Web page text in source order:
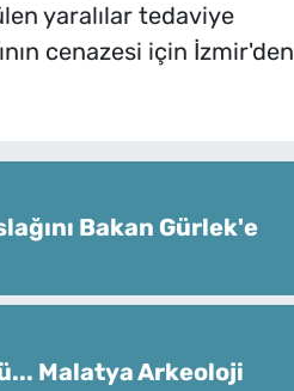
yaralılar tedaviye
cenazesi için İzmir'den
Bakan Gürlek'e
Malatya Arkeoloji